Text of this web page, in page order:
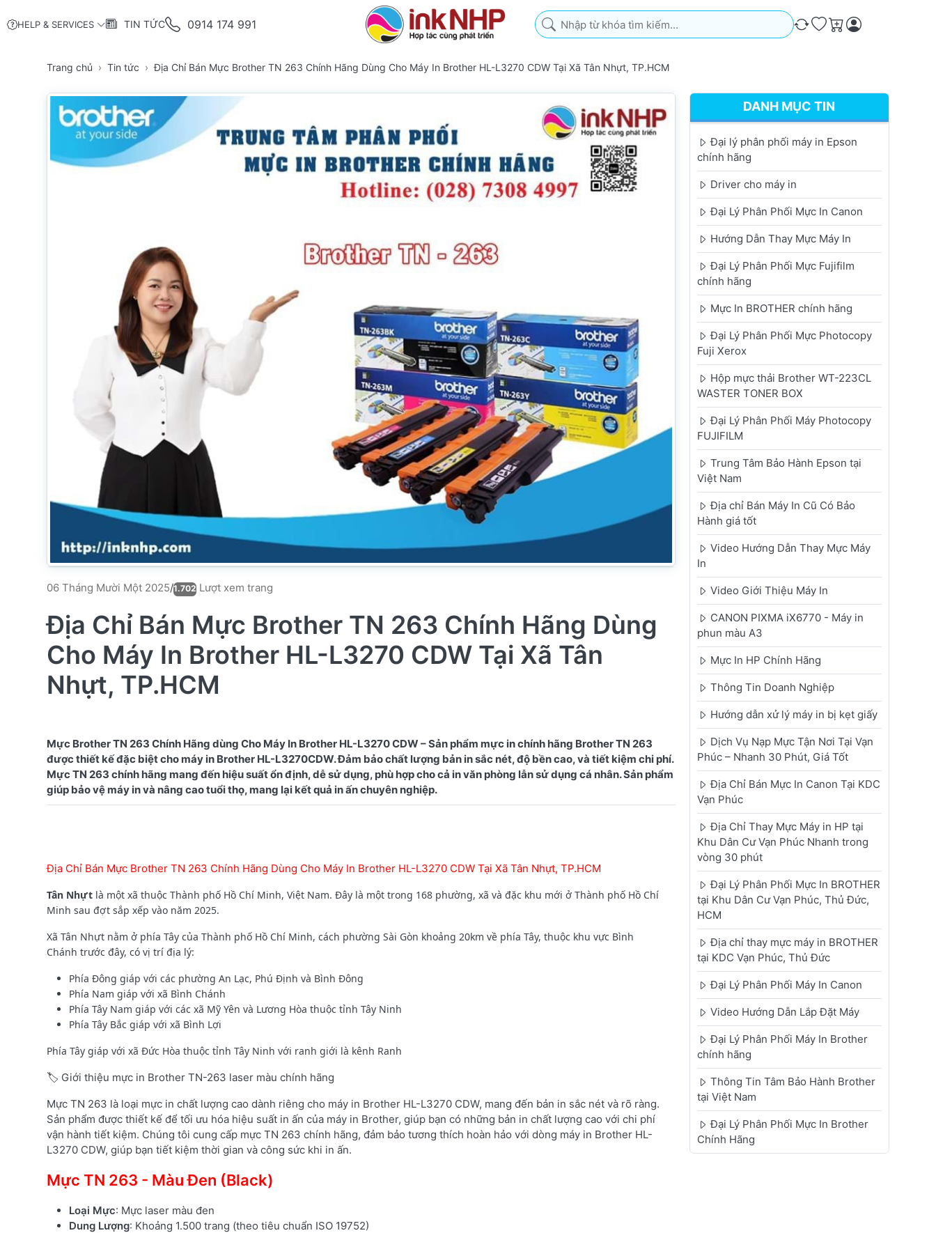
HELP & SERVICES TIN TỨC 0914 174 991
Nhập từ khóa tìm kiếm. Kết quả sẽ tự động xuất hiện khi bạn nhập. Nhấn phím
So sánh
Ưa thích
Giỏ hàng
Trang chủ Tin tức Địa Chỉ Bán Mực Brother TN 263 Chính Hãng Dùng Cho Máy In Brother HL-L3270 CDW Tại Xã Tân Nhựt, TP.HCM
06 Tháng Mười Một 2025/1.702 Lượt xem trang
Địa Chỉ Bán Mực Brother TN 263 Chính Hãng Dùng
Cho Máy In Brother HL-L3270 CDW Tại Xã Tân
Nhựt, TP.HCM
Mực Brother TN 263 Chính Hãng dùng Cho Máy In Brother HL-L3270 CDW – Sản phẩm mực in chính hãng Brother TN 263
được thiết kế đặc biệt cho máy in Brother HL-L3270CDW. Đảm bảo chất lượng bản in sắc nét, độ bền cao, và tiết kiệm chi phí.
Mực TN 263 chính hãng mang đến hiệu suất ổn định, dễ sử dụng, phù hợp cho cả in văn phòng lẫn sử dụng cá nhân. Sản phẩm
Địa Chỉ Bán Mực Brother TN 263 Chính Hãng Dùng Cho Máy In Brother HL-L3270 CDW Tại Xã Tân Nhựt, TP.HCM
Tân Nhựt là một xã thuộc Thành phố Hồ Chí Minh, Việt Nam. Đây là một trong 168 phường, xã và đặc khu mới ở Thành phố Hồ Chí
Minh sau đợt sắp xếp vào năm 2025.
Xã Tân Nhựt nằm ở phía Tây của Thành phố Hồ Chí Minh, cách phường Sài Gòn khoảng 20km về phía Tây, thuộc khu vực Bình
Chánh trước đây, có vị trí địa lý:
Phía Đông giáp với các phường An Lạc, Phú Định và Bình Đông
Phía Nam giáp với xã Bình Chánh
Phía Tây Nam giáp với các xã Mỹ Yên và Lương Hòa thuộc tỉnh Tây Ninh
Phía Tây Bắc giáp với xã Bình Lợi
Phía Tây giáp với xã Đức Hòa thuộc tỉnh Tây Ninh với ranh giới là kênh Ranh
🏷️ Giới thiệu mực in Brother TN-263 laser màu chính hãng
Mực TN 263 là loại mực in chất lượng cao dành riêng cho máy in Brother HL-L3270 CDW, mang đến bản in sắc nét và rõ ràng.
Sản phẩm được thiết kế để tối ưu hóa hiệu suất in ấn của máy in Brother, giúp bạn có những bản in chất lượng cao với chi phí
vận hành tiết kiệm. Chúng tôi cung cấp mực TN 263 chính hãng, đảm bảo tương thích hoàn hảo với dòng máy in Brother HL-
L3270 CDW, giúp bạn tiết kiệm thời gian và công sức khi in ấn.
Mực TN 263 - Màu Đen (Black)
Loại Mực: Mực laser màu đen
Dung Lượng: Khoảng 1.500 trang (theo tiêu chuẩn ISO 19752)
DANH MỤC TIN
Đại lý phân phối máy in Epson
chính hãng
Driver cho máy in
Đại Lý Phân Phối Mực In Canon
Hướng Dẫn Thay Mực Máy In
Đại Lý Phân Phối Mực Fujifilm
chính hãng
Mực In BROTHER chính hãng
Đại Lý Phân Phối Mực Photocopy
Fuji Xerox
Hộp mực thải Brother WT-223CL
WASTER TONER BOX
Đại Lý Phân Phối Máy Photocopy
FUJIFILM
Trung Tâm Bảo Hành Epson tại
Việt Nam
Địa chỉ Bán Máy In Cũ Có Bảo
Hành giá tốt
Video Hướng Dẫn Thay Mực Máy
In
Video Giới Thiệu Máy In
CANON PIXMA iX6770 - Máy in
phun màu A3
Mực In HP Chính Hãng
Thông Tin Doanh Nghiệp
Hướng dẫn xử lý máy in bị kẹt giấy
Dịch Vụ Nạp Mực Tận Nơi Tại Vạn
Phúc – Nhanh 30 Phút, Giá Tốt
Địa Chỉ Bán Mực In Canon Tại KDC
Vạn Phúc
Địa Chỉ Thay Mực Máy in HP tại
Khu Dân Cư Vạn Phúc Nhanh trong
vòng 30 phút
Đại Lý Phân Phối Mực In BROTHER
tại Khu Dân Cư Vạn Phúc, Thủ Đức,
HCM
Địa chỉ thay mực máy in BROTHER
tại KDC Vạn Phúc, Thủ Đức
Đại Lý Phân Phối Máy In Canon
Video Hướng Dẫn Lắp Đặt Máy
Đại Lý Phân Phối Máy In Brother
chính hãng
Thông Tin Tâm Bảo Hành Brother
tại Việt Nam
Đại Lý Phân Phối Mực In Brother
Chính Hãng